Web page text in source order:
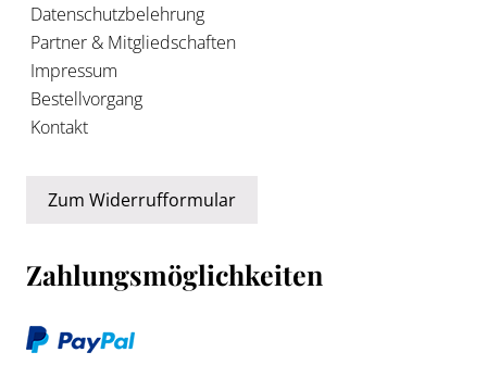
Datenschutzbelehrung
Partner & Mitgliedschaften
Impressum
Bestellvorgang
Kontakt
Zum Widerrufformular
Zahlungsmöglichkeiten